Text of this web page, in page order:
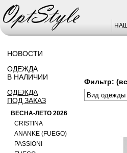
НОВОСТИ
ОДЕЖДА
В НАЛИЧИИ
ОДЕЖДА
ПОД ЗАКАЗ
ВЕСНА-ЛЕТО 2026
CRISTINA
ANANKE (FUEGO)
PASSIONI
Фильтр: